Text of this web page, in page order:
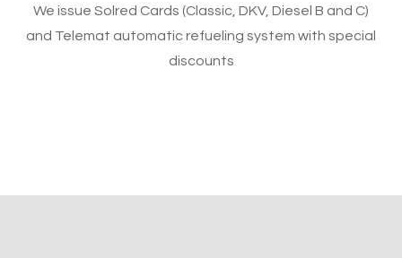
We issue Solred Cards (Classic, DKV, Diesel B and C)
and Telemat automatic refueling system with special
discounts